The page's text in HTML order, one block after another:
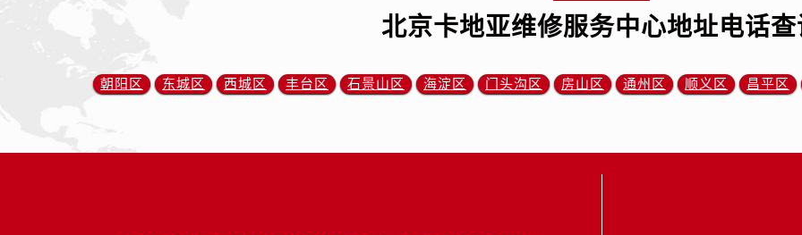
北京卡地亚维修服务中心地址电话查
朝阳区 东城区 西城区 丰台区 石景山区 海淀区 门头沟区 房山区 通州区 顺义区 昌平区